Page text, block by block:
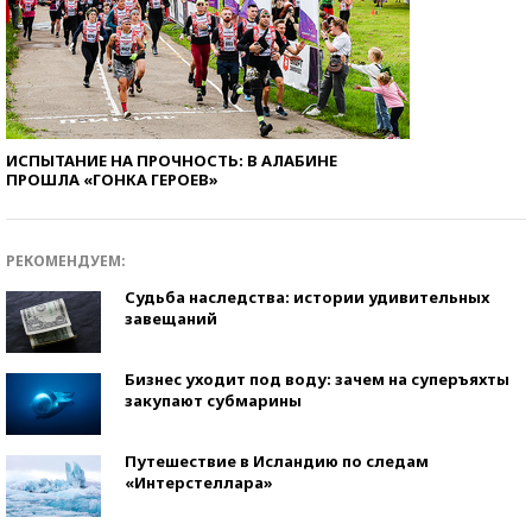
ИСПЫТАНИЕ НА ПРОЧНОСТЬ: В АЛАБИНЕ
ПРОШЛА «ГОНКА ГЕРОЕВ»
РЕКОМЕНДУЕМ:
Судьба наследства: истории удивительных
завещаний
Бизнес уходит под воду: зачем на суперъяхты
закупают субмарины
Путешествие в Исландию по следам
«Интерстеллара»